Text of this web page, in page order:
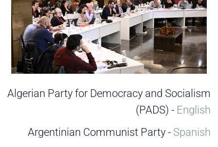
Algerian Party for Democracy and Socialism
(PADS) - English
Argentinian Communist Party - Spanish